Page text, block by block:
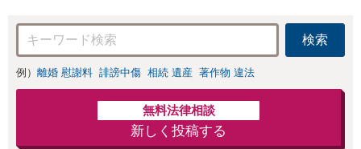
検索
例） 離婚 慰謝料 誹謗中傷 相続 遺産 著作物 違法
無料法律相談
新しく投稿する